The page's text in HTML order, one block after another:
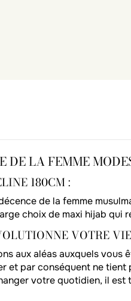
DE LA FEMME
180CM :
de la femme
choix de maxi hijab
VOTRE
aux aléas auxquels
et par conséquent ne
votre quotidien, il